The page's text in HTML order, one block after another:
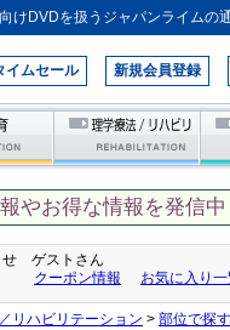
DVDを扱うジャパンライムの
イムセール 新規会員登録
お得な情報を発信
せ ゲストさん
クーポン情報
お気に入り
リハビリテーション > 部位で探す